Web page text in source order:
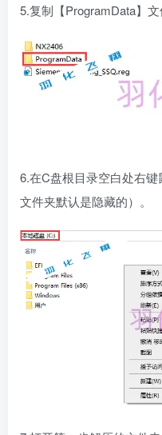
5.复制【ProgramData】文
6.在C盘根目录空白处右
文件夹默认是隐藏的）。